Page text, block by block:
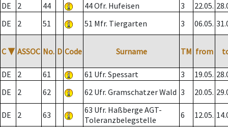
DE
2 44 44 Ofr. Hufeisen 3 22.05.
DE
2 51 51 Mfr. Tiergarten 3 06.05.
C ▼ ASSOC No. D Code Surname TM from
DE 2 61 61 Ufr. Spessart 3 19.05.
DE
2 62 62 Ufr. Gramschatzer Wald 3 20.05.
DE 2 63
63 Ufr. Haßberge AGT-
Toleranzbelegstelle
6 12.05.